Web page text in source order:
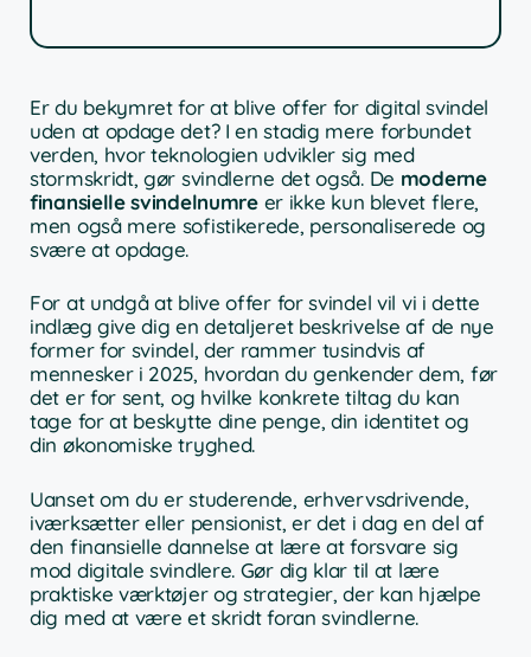
Er du bekymret for at blive offer for digital svindel
uden at opdage det? I en stadig mere forbundet
verden, hvor teknologien udvikler sig med
stormskridt, gør svindlerne det også. De moderne
finansielle svindelnumreer ikke kun blevet flere,
men også mere sofistikerede, personaliserede og
svære at opdage.
For at undgå at blive offer for svindel vil vi i dette
indlæg give dig en detaljeret beskrivelse af de nye
former for svindel, der rammer tusindvis af
mennesker i 2025, hvordan du genkender dem, før
det er for sent, og hvilke konkrete tiltag du kan
tage for at beskytte dine penge, din identitet og
din økonomiske tryghed.
Uanset om du er studerende, erhvervsdrivende,
iværksætter eller pensionist, er det i dag en del af
den finansielle dannelse at lære at forsvare sig
mod digitale svindlere. Gør dig klar til at lære
praktiske værktøjer og strategier, der kan hjælpe
dig med at være et skridt foran svindlerne.